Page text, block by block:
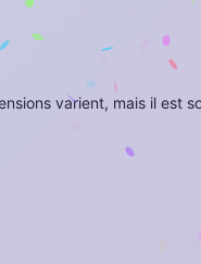
varient, mais il est